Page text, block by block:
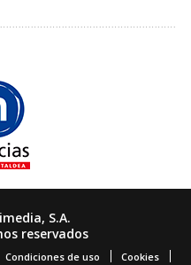
S.A.
reservados
Condiciones de uso Cookies